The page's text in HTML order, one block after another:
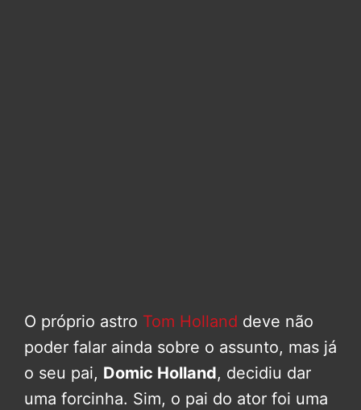
O próprio astro Tom Holland deve não
poder falar ainda sobre o assunto, mas já
o seu pai, Domic Holland, decidiu dar
uma forcinha. Sim, o pai do ator foi uma